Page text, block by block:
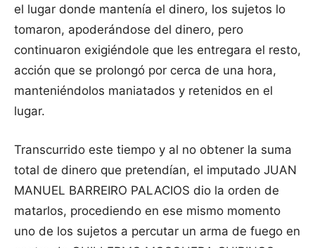
el lugar donde mantenía el dinero, los sujetos lo
tomaron, apoderándose del dinero, pero
continuaron exigiéndole que les entregara el resto,
acción que se prolongó por cerca de una hora,
manteniéndolos maniatados y retenidos en el
lugar.
Transcurrido este tiempo y al no obtener la suma
total de dinero que pretendían, el imputado JUAN
MANUEL BARREIRO PALACIOS dio la orden de
matarlos, procediendo en ese mismo momento
uno de los sujetos a percutar un arma de fuego en